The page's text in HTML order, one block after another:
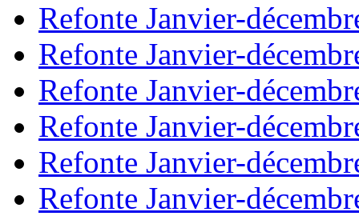
Refonte Janvier-
Refonte Janvier-
Refonte Janvier-
Refonte Janvier-
Refonte Janvier-
Refonte Janvier-